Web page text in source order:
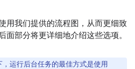
用我们提供的流程图，从而更细致
面部分将更详细地介绍这些选项。
，运行后台任务的最佳方式是使用